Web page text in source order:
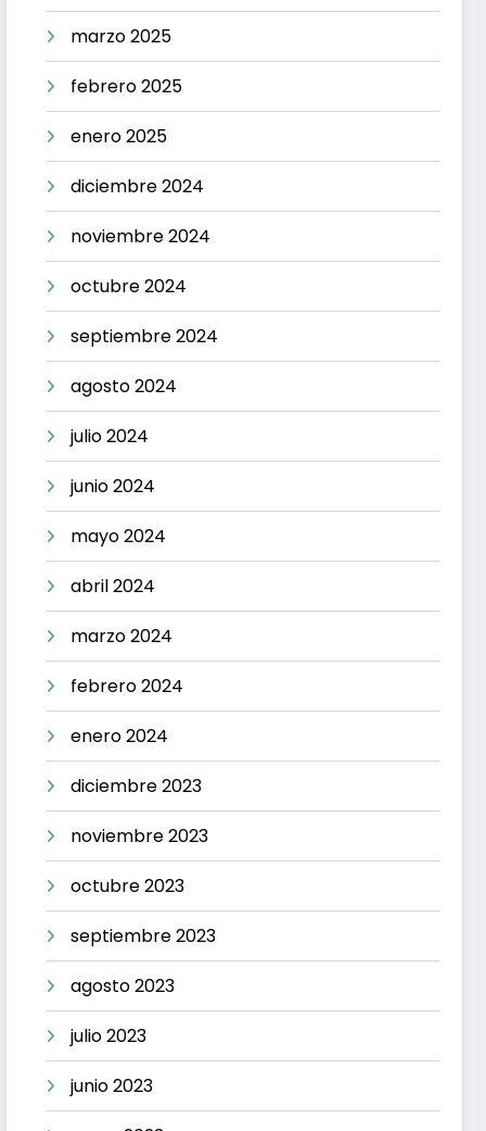
marzo 2025
febrero 2025
enero 2025
diciembre 2024
noviembre 2024
octubre 2024
septiembre 2024
agosto 2024
julio 2024
junio 2024
mayo 2024
abril 2024
marzo 2024
febrero 2024
enero 2024
diciembre 2023
noviembre 2023
octubre 2023
septiembre 2023
agosto 2023
julio 2023
junio 2023